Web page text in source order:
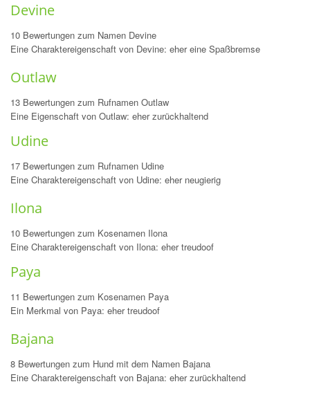
Devine
10 Bewertungen zum Namen Devine
Eine Charaktereigenschaft von Devine: eher eine Spaßbremse
Outlaw
13 Bewertungen zum Rufnamen Outlaw
Eine Eigenschaft von Outlaw: eher zurückhaltend
Udine
17 Bewertungen zum Rufnamen Udine
Eine Charaktereigenschaft von Udine: eher neugierig
Ilona
10 Bewertungen zum Kosenamen Ilona
Eine Charaktereigenschaft von Ilona: eher treudoof
Paya
11 Bewertungen zum Kosenamen Paya
Ein Merkmal von Paya: eher treudoof
Bajana
8 Bewertungen zum Hund mit dem Namen Bajana
Eine Charaktereigenschaft von Bajana: eher zurückhaltend